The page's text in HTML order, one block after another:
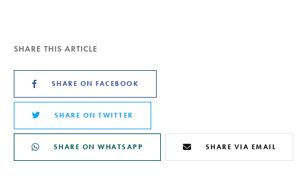
SHARE THIS ARTICLE
SHARE ON FACEBOOK
SHARE ON TWITTER
SHARE ON WHATSAPP SHARE VIA EMAIL